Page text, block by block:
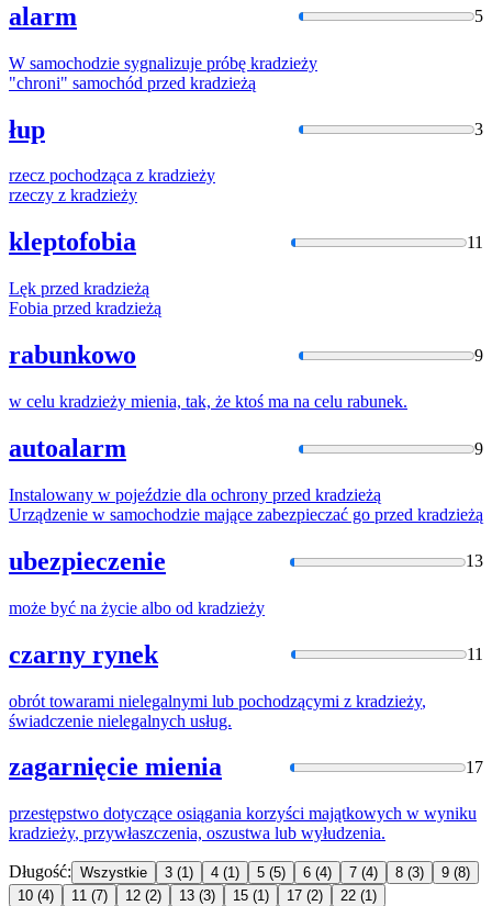
alarm 5
W samochodzie sygnalizuje próbę kradzieży
"chroni" samochód przed kradzieżą
łup 3
rzecz pochodząca z kradzieży
rzeczy z kradzieży
kleptofobia 11
Lęk przed kradzieżą
Fobia przed kradzieżą
rabunkowo 9
w celu kradzieży mienia, tak, że ktoś ma na celu rabunek.
autoalarm 9
Instalowany w pojeździe dla ochrony przed kradzieżą
Urządzenie w samochodzie mające zabezpieczać go przed kradzieżą
ubezpieczenie 13
może być na życie albo od kradzieży
czarny rynek 11
obrót towarami nielegalnymi lub pochodzącymi z kradzieży,
świadczenie nielegalnych usług.
zagarnięcie mienia 17
przestępstwo dotyczące osiągania korzyści majątkowych w wyniku
kradzieży, przywłaszczenia, oszustwa lub wyłudzenia.
Długość: Wszystkie 3 (1) 4 (1) 5 (5) 6 (4) 7 (4) 8 (3) 9 (8)
10 (4) 11 (7) 12 (2) 13 (3) 15 (1) 17 (2) 22 (1)